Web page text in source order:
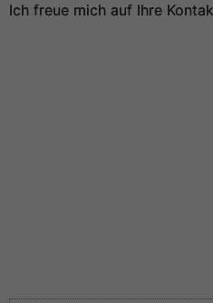
Ich freue mich auf Ihre